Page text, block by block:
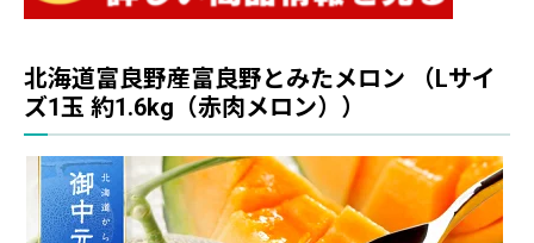
北海道富良野産富良野とみたメロン （Lサイ
ズ1玉 約1.6kg（赤肉メロン））